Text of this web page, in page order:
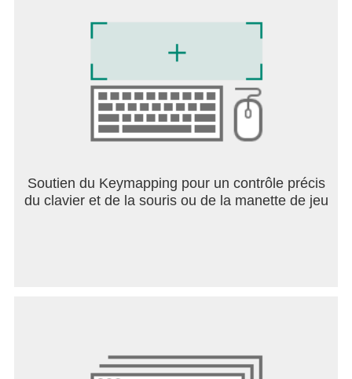
Soutien du Keymapping pour un contrôle précis
du clavier et de la souris ou de la manette de jeu